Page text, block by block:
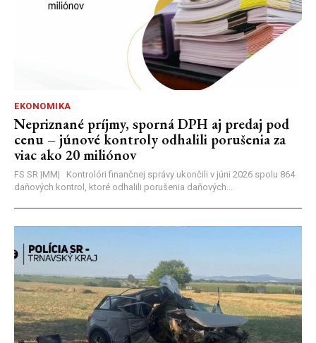
EKONOMIKA
Nepriznané príjmy, sporná DPH aj predaj pod
cenu – júnové kontroly odhalili porušenia za
viac ako 20 miliónov
FS SR |MM| Kontrolóri finančnej správy ukončili v júni 2026 spolu 864
daňových kontrol, ktoré odhalili porušenia daňových...